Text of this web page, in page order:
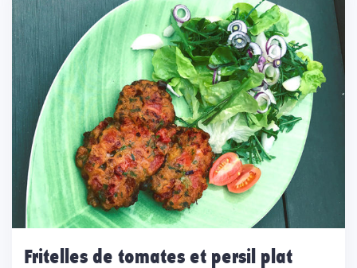
Fritelles de tomates et persil plat